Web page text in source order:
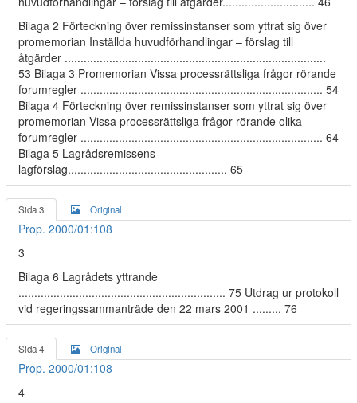
Bilaga 2 Förteckning över remissinstanser som yttrat sig över
promemorian Inställda huvudförhandlingar – förslag till
åtgärder ..................................................................................
53 Bilaga 3 Promemorian Vissa processrättsliga frågor rörande
forumregler ............................................................................ 54
Bilaga 4 Förteckning över remissinstanser som yttrat sig över
promemorian Vissa processrättsliga frågor rörande olika
forumregler ............................................................................ 64
Bilaga 5 Lagrådsremissens
lagförslag.................................................. 65
Sida 3 Original
Prop. 2000/01:108
3
Bilaga 6 Lagrådets yttrande
................................................................. 75 Utdrag ur protokoll
vid regeringssammanträde den 22 mars 2001 ......... 76
Sida 4 Original
Prop. 2000/01:108
4